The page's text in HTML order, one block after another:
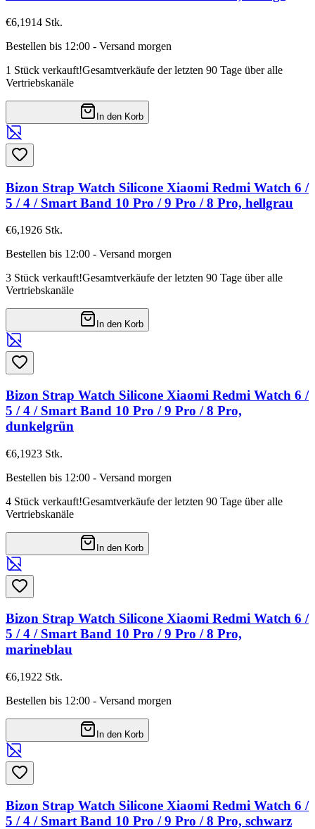
€6,1914 Stk.
Bestellen bis 12:00 - Versand morgen
1 Stück verkauft!Gesamtverkäufe der letzten 90 Tage über alle
Vertriebskanäle
In den Korb
Bizon Strap Watch Silicone Xiaomi Redmi Watch 6 /
5 / 4 / Smart Band 10 Pro / 9 Pro / 8 Pro, hellgrau
€6,1926 Stk.
Bestellen bis 12:00 - Versand morgen
3 Stück verkauft!Gesamtverkäufe der letzten 90 Tage über alle
Vertriebskanäle
In den Korb
Bizon Strap Watch Silicone Xiaomi Redmi Watch 6 /
5 / 4 / Smart Band 10 Pro / 9 Pro / 8 Pro,
dunkelgrün
€6,1923 Stk.
Bestellen bis 12:00 - Versand morgen
4 Stück verkauft!Gesamtverkäufe der letzten 90 Tage über alle
Vertriebskanäle
In den Korb
Bizon Strap Watch Silicone Xiaomi Redmi Watch 6 /
5 / 4 / Smart Band 10 Pro / 9 Pro / 8 Pro,
marineblau
€6,1922 Stk.
Bestellen bis 12:00 - Versand morgen
In den Korb
Bizon Strap Watch Silicone Xiaomi Redmi Watch 6 /
5 / 4 / Smart Band 10 Pro / 9 Pro / 8 Pro, schwarz